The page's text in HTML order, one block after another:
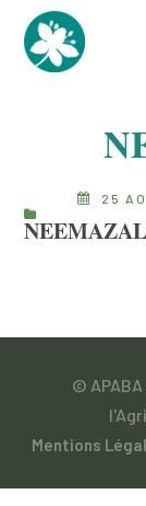
25
©
Mentions